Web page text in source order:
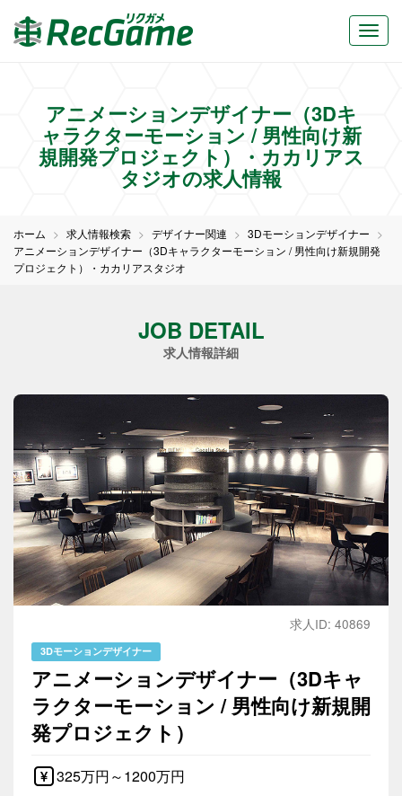
アニメーションデザイナー（3Dキ
ャラクターモーション / 男性向け新
規開発プロジェクト）・カカリアス
タジオの求人情報
ホーム 求人情報検索 デザイナー関連
3Dモーションデザイナー
アニメーションデザイナー（3Dキャラクターモーション / 男性向け新規開発
プロジェクト）・カカリアスタジオ
JOB DETAIL
求人情報詳細
求人ID: 40869
3Dモーションデザイナー
アニメーションデザイナー（3Dキャ
ラクターモーション / 男性向け新規開
発プロジェクト）
325万円～1200万円